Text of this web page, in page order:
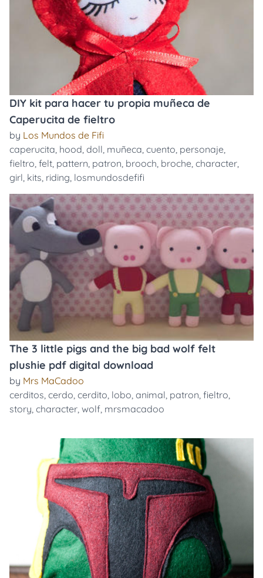
DIY kit para hacer tu propia muñeca de
Caperucita de fieltro
by Los Mundos de Fifi
caperucita, hood, doll, muñeca, cuento, personaje,
fieltro, felt, pattern, patron, brooch, broche, character,
girl, kits, riding, losmundosdefifi
The 3 little pigs and the big bad wolf felt
plushie pdf digital download
by Mrs MaCadoo
cerditos, cerdo, cerdito, lobo, animal, patron, fieltro,
story, character, wolf, mrsmacadoo